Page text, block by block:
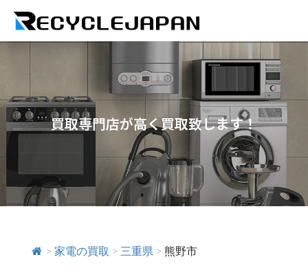
買取専門店が高く買取致します！
> 家電の買取 > 三重県 > 熊野市